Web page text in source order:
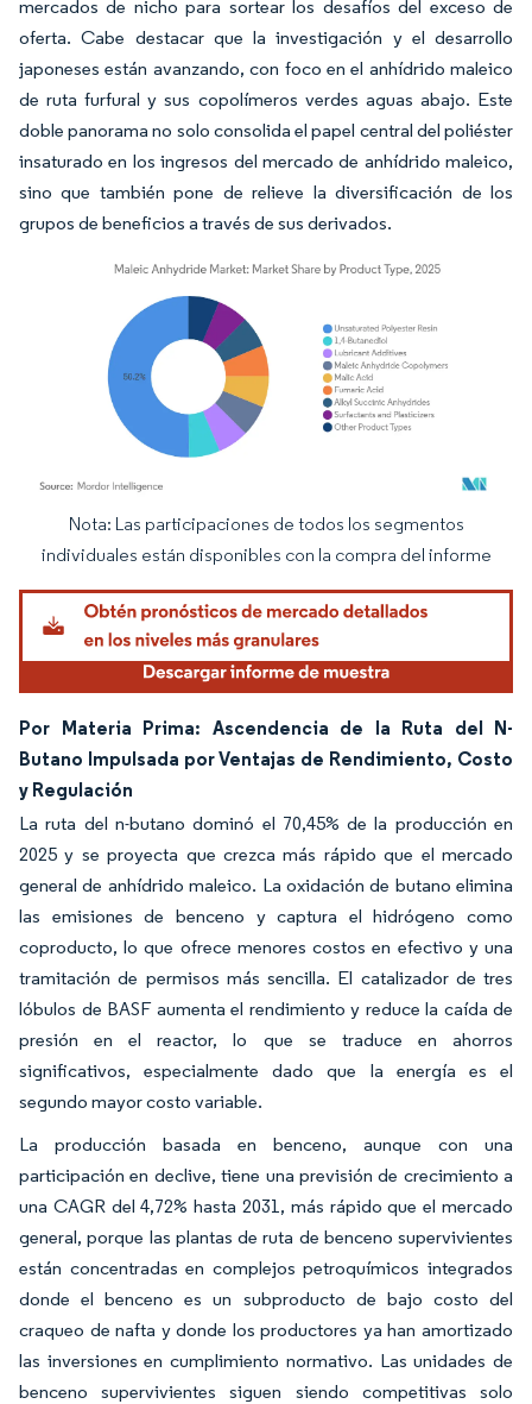
mercados de nicho para sortear los desafíos del exceso de
oferta. Cabe destacar que la investigación y el desarrollo
japoneses están avanzando, con foco en el anhídrido maleico
de ruta furfural y sus copolímeros verdes aguas abajo. Este
doble panorama no solo consolida el papel central del poliéster
insaturado en los ingresos del mercado de anhídrido maleico,
sino que también pone de relieve la diversificación de los
grupos de beneficios a través de sus derivados.
Imagen © Mordor Intelligence. El uso requiere atribución según CC BY 4.0.
Nota: Las participaciones de todos los segmentos
individuales están disponibles con la compra del informe
Por Materia Prima: Ascendencia de la Ruta del N-
Butano Impulsada por Ventajas de Rendimiento, Costo
y Regulación
La ruta del n-butano dominó el 70,45% de la producción en
2025 y se proyecta que crezca más rápido que el mercado
general de anhídrido maleico. La oxidación de butano elimina
las emisiones de benceno y captura el hidrógeno como
coproducto, lo que ofrece menores costos en efectivo y una
tramitación de permisos más sencilla. El catalizador de tres
lóbulos de BASF aumenta el rendimiento y reduce la caída de
presión en el reactor, lo que se traduce en ahorros
significativos, especialmente dado que la energía es el
segundo mayor costo variable.
La producción basada en benceno, aunque con una
participación en declive, tiene una previsión de crecimiento a
una CAGR del 4,72% hasta 2031, más rápido que el mercado
general, porque las plantas de ruta de benceno supervivientes
están concentradas en complejos petroquímicos integrados
donde el benceno es un subproducto de bajo costo del
craqueo de nafta y donde los productores ya han amortizado
las inversiones en cumplimiento normativo. Las unidades de
benceno supervivientes siguen siendo competitivas solo